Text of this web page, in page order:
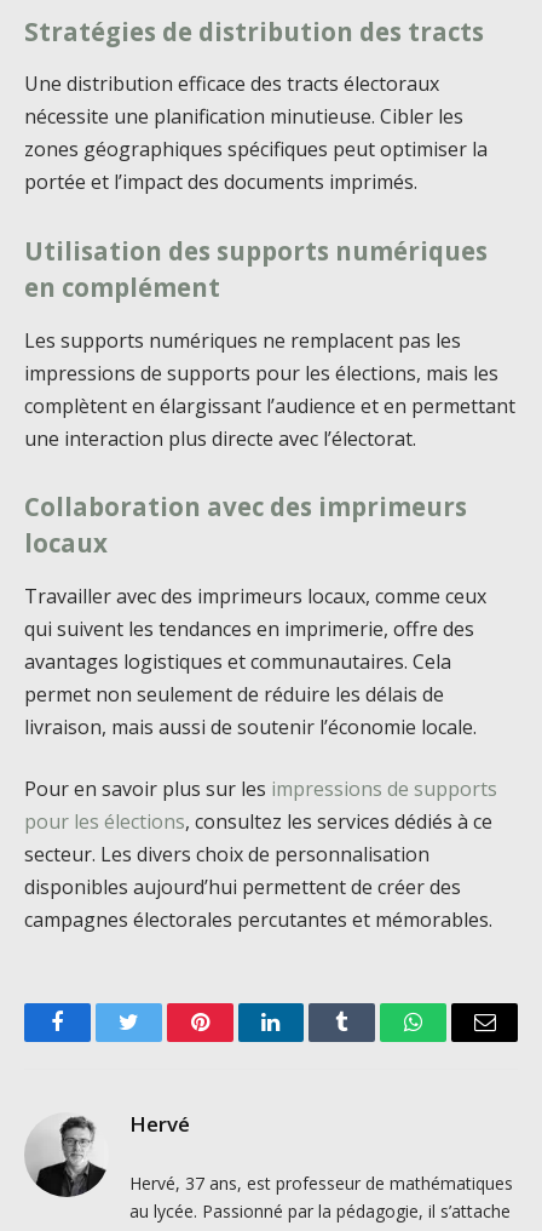
Stratégies de distribution des tracts
Une distribution efficace des tracts électoraux
nécessite une planification minutieuse. Cibler les
zones géographiques spécifiques peut optimiser la
portée et l’impact des documents imprimés.
Utilisation des supports numériques
en complément
Les supports numériques ne remplacent pas les
impressions de supports pour les élections, mais les
complètent en élargissant l’audience et en permettant
une interaction plus directe avec l’électorat.
Collaboration avec des imprimeurs
locaux
Travailler avec des imprimeurs locaux, comme ceux
qui suivent les tendances en imprimerie, offre des
avantages logistiques et communautaires. Cela
permet non seulement de réduire les délais de
livraison, mais aussi de soutenir l’économie locale.
Pour en savoir plus sur les impressions de supports
pour les élections, consultez les services dédiés à ce
secteur. Les divers choix de personnalisation
disponibles aujourd’hui permettent de créer des
campagnes électorales percutantes et mémorables.
FacebookTwitter PinterestLinkedInTumblr WhatsAppEmail
Hervé
Hervé, 37 ans, est professeur de mathématiques
au lycée. Passionné par la pédagogie, il s’attache